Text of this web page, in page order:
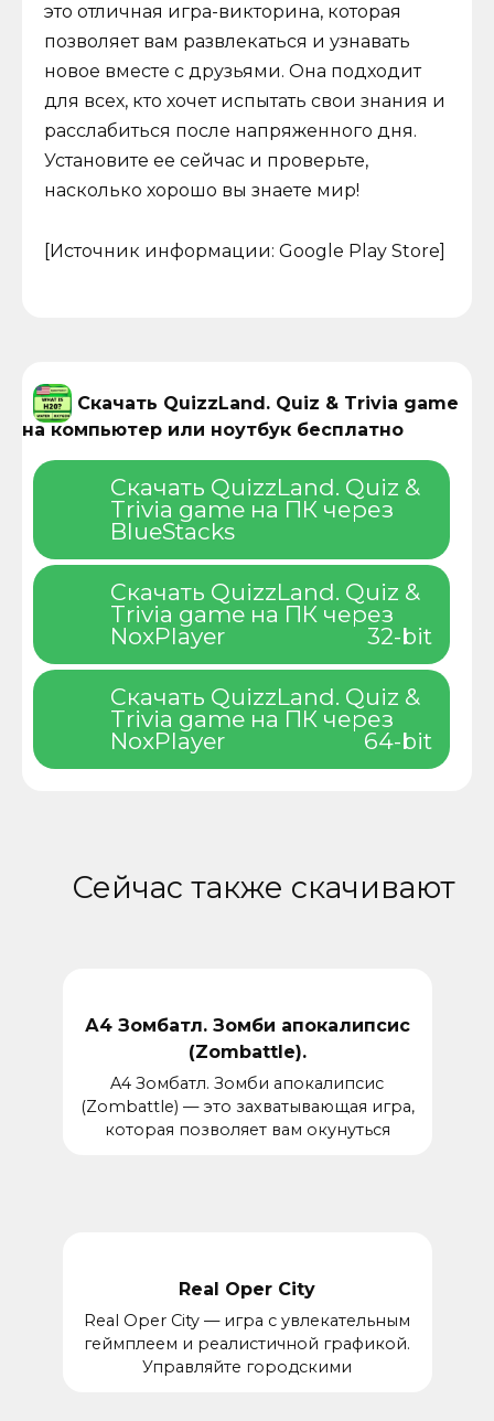
это отличная игра-викторина, которая
позволяет вам развлекаться и узнавать
новое вместе с друзьями. Она подходит
для всех, кто хочет испытать свои знания и
расслабиться после напряженного дня.
Установите ее сейчас и проверьте,
насколько хорошо вы знаете мир!
[Источник информации: Google Play Store]
Скачать QuizzLand. Quiz & Trivia game
на компьютер или ноутбук бесплатно
Скачать QuizzLand. Quiz &
Trivia game на ПК через
BlueStacks
Скачать QuizzLand. Quiz &
Trivia game на ПК через
NoxPlayer
32-bit
Скачать QuizzLand. Quiz &
Trivia game на ПК через
NoxPlayer
64-bit
Сейчас также скачивают
А4 Зомбатл. Зомби апокалипсис
(Zombattle).
A4 Зомбатл. Зомби апокалипсис
(Zombattle) — это захватывающая игра,
которая позволяет вам окунуться
Real Oper City
Real Oper City — игра с увлекательным
геймплеем и реалистичной графикой.
Управляйте городскими